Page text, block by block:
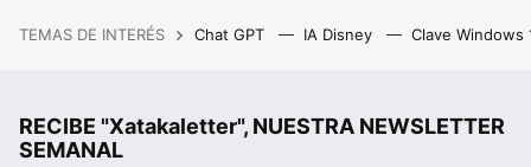
TEMAS DE INTERÉS Chat GPT IA Disney Clave Windows
RECIBE "Xatakaletter", NUESTRA NEWSLETTER
SEMANAL